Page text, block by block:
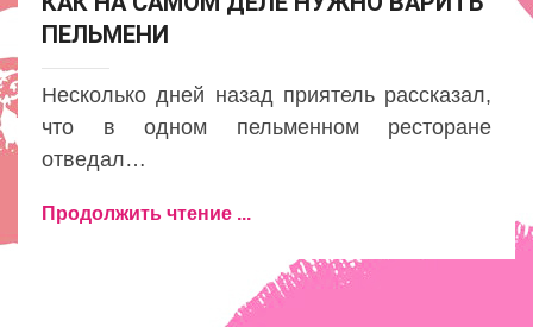
ПЕЛЬМЕНИ
Несколько дней назад приятель рассказал,
что в одном пельменном ресторане
отведал…
Продолжить чтение ...